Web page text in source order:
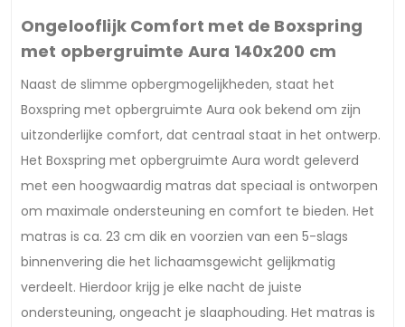
Ongelooflijk Comfort met de Boxspring
met opbergruimte Aura 140x200 cm
Naast de slimme opbergmogelijkheden, staat het
Boxspring met opbergruimte Aura ook bekend om zijn
uitzonderlijke comfort, dat centraal staat in het ontwerp.
Het Boxspring met opbergruimte Aura wordt geleverd
met een hoogwaardig matras dat speciaal is ontworpen
om maximale ondersteuning en comfort te bieden. Het
matras is ca. 23 cm dik en voorzien van een 5-slags
binnenvering die het lichaamsgewicht gelijkmatig
verdeelt. Hierdoor krijg je elke nacht de juiste
ondersteuning, ongeacht je slaaphouding. Het matras is